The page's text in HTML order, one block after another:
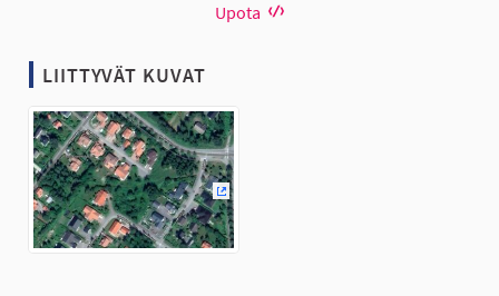
Upota
LIITTYVÄT KUVAT
(Ulkoinen linkki)